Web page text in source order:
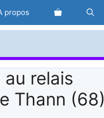
propos
relais
Thann (68)